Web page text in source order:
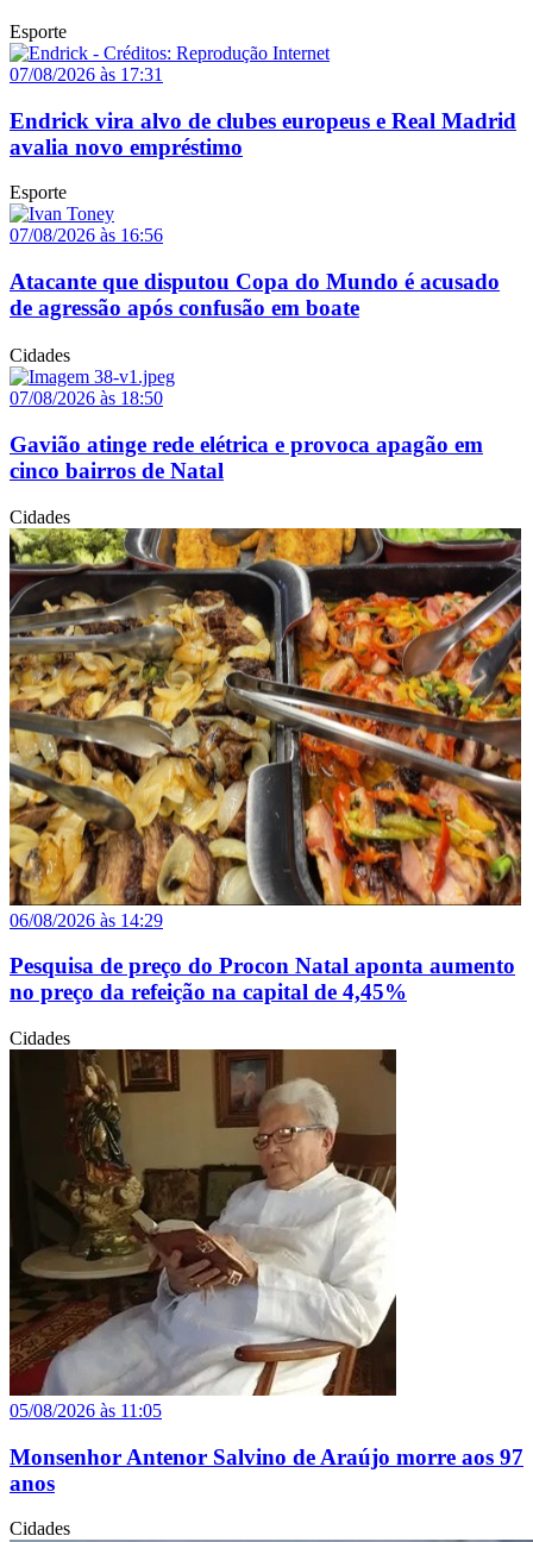
Esporte
07/08/2026 às 17:31
Endrick vira alvo de clubes europeus e Real Madrid
avalia novo empréstimo
Esporte
07/08/2026 às 16:56
Atacante que disputou Copa do Mundo é acusado
de agressão após confusão em boate
Cidades
07/08/2026 às 18:50
Gavião atinge rede elétrica e provoca apagão em
cinco bairros de Natal
Cidades
06/08/2026 às 14:29
Pesquisa de preço do Procon Natal aponta aumento
no preço da refeição na capital de 4,45%
Cidades
05/08/2026 às 11:05
Monsenhor Antenor Salvino de Araújo morre aos 97
anos
Cidades